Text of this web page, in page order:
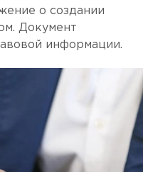
о создании
Документ
информации.